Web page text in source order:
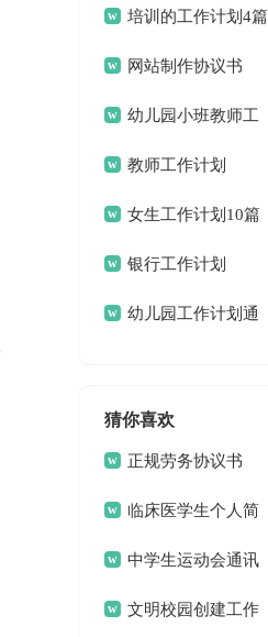
培训的工作计划4篇
网站制作协议书
幼儿园小班教师工
作计划教师工作计划
女生工作计划10篇
银行工作计划
幼儿园工作计划通
猜你喜欢
正规劳务协议书
临床医学生个人简
历 中学生运动会通讯
稿15篇文明校园创建工作